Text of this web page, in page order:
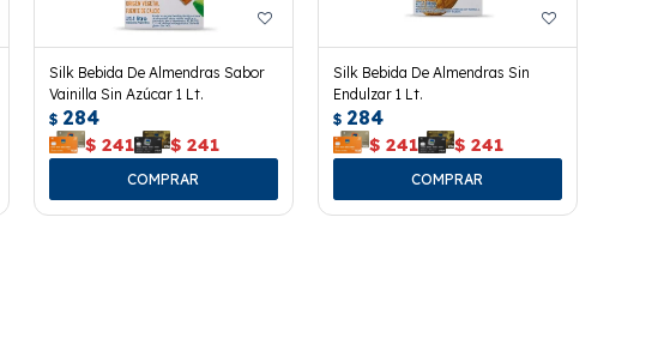
Silk Bebida De Almendras Sabor
Vainilla Sin Azúcar 1 Lt.
$ 284
$ 241 $ 241
Silk Bebida De Almendras Sin
Endulzar 1 Lt.
$ 284
$ 241 $ 241